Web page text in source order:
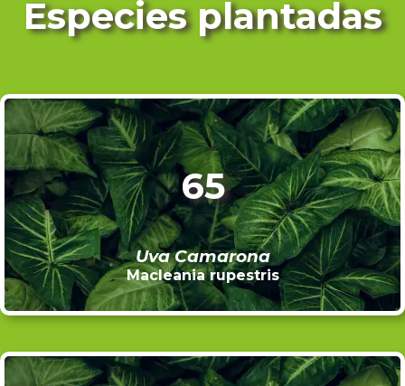
Especies plantadas
65
Uva Camarona
Macleania rupestris